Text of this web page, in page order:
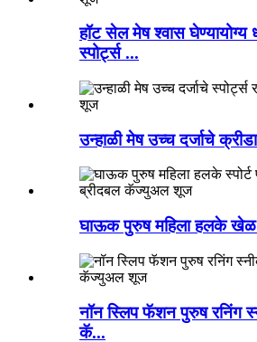
हॉट सेल मेष श्वास घेण्यायोग्य
स्पोर्ट्स ...
उन्हाळी मेष उच्च दर्जाचे
घाऊक पुरुष महिला हलके
नॉन स्लिप फॅशन पुरुष रनिंग
कॅ...